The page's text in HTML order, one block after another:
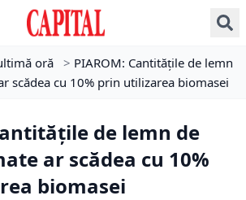
oră > PIAROM: Cantitățile de lemn
scădea cu 10% prin utilizarea biomasei
de lemn de
ar scădea cu 10%
biomasei